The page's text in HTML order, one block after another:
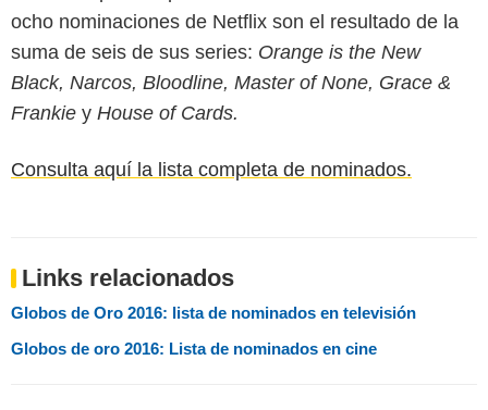
ocho nominaciones de Netflix son el resultado de la
suma de seis de sus series: Orange is the New
Black, Narcos, Bloodline, Master of None, Grace &
Frankie y House of Cards.
Consulta aquí la lista completa de nominados.
Links relacionados
Globos de Oro 2016: lista de nominados en televisión
Globos de oro 2016: Lista de nominados en cine